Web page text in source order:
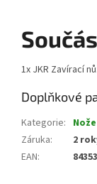
1x JKR Zavírací
Doplňkové
Kategorie:
Záruka:
2
EAN: